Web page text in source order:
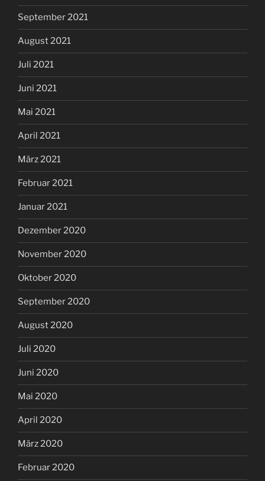
September 2021
August 2021
Juli 2021
Juni 2021
Mai 2021
April 2021
März 2021
Februar 2021
Januar 2021
Dezember 2020
November 2020
Oktober 2020
September 2020
August 2020
Juli 2020
Juni 2020
Mai 2020
April 2020
März 2020
Februar 2020